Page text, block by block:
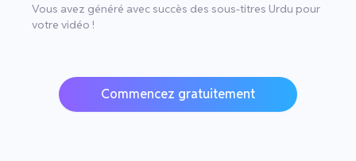
Vous avez généré avec succès des sous-titres Urdu pour
votre vidéo !
Commencez gratuitement